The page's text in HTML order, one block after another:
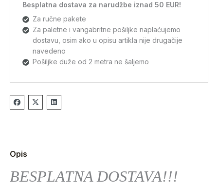
Besplatna dostava za narudžbe iznad 50 EUR!
Za ručne pakete
Za paletne i vangabritne pošiljke naplaćujemo
dostavu, osim ako u opisu artikla nije drugačije
navedeno
Pošiljke duže od 2 metra ne šaljemo
Opis
BESPLATNA DOSTAVA!!!